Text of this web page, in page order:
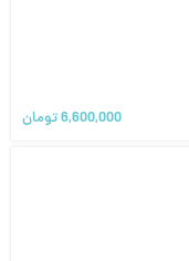
6,600,000تومان